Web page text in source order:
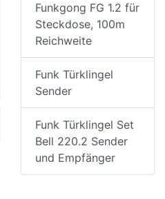
Funkgong FG 1.2 für
Steckdose, 100m
Reichweite
Funk Türklingel
Sender
Funk Türklingel Set
Bell 220.2 Sender
und Empfänger